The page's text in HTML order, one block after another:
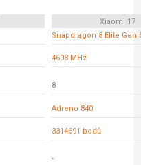
Xiaomi 17
Snapdragon 8 Elite Gen
4608 MHz
8
Adreno 840
3314691 bodů
-